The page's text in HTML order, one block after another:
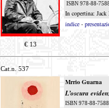
ISBN 978-88-
In copertina:
indice -
€ 13
Cat.n. 537
Mrrio Guarna
L’oscura
ISBN 978-88-